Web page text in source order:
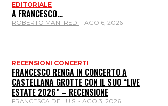
EDITORIALE
A FRANCESCO…
ROBERTO MANFREDI - AGO 6, 2026
RECENSIONI CONCERTI
FRANCESCO RENGA IN CONCERTO A
CASTELLANA GROTTE CON IL SUO “LIVE
ESTATE 2026” – RECENSIONE
FRANCESCA DE LUISI - AGO 3, 2026